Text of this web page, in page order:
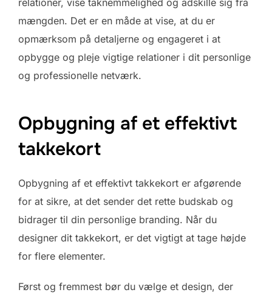
mængden. Det er en måde at vise, at du er
opmærksom på detaljerne og engageret i at
opbygge og pleje vigtige relationer i dit personlige
og professionelle netværk.
Opbygning af et effektivt
takkekort
Opbygning af et effektivt takkekort er afgørende
for at sikre, at det sender det rette budskab og
bidrager til din personlige branding. Når du
designer dit takkekort, er det vigtigt at tage højde
for flere elementer.
Først og fremmest bør du vælge et design, der